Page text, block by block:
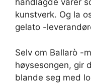
håndlagde varer
kunstverk. Og la
gelato -
Selv om Ballarò -
høysesongen, gir
blande seg med